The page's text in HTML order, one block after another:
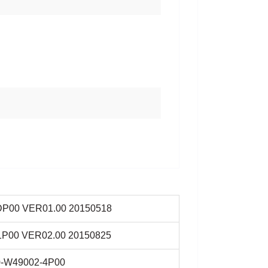
VER01.00 20150518
VER02.00 20150825
W49002-4P00